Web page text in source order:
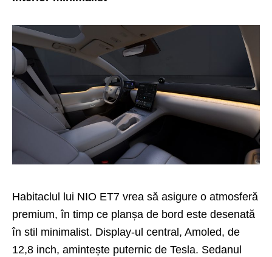
Habitaclul lui NIO ET7 vrea să asigure o atmosferă
premium, în timp ce planșa de bord este desenată
în stil minimalist. Display-ul central, Amoled, de
12,8 inch, amintește puternic de Tesla. Sedanul